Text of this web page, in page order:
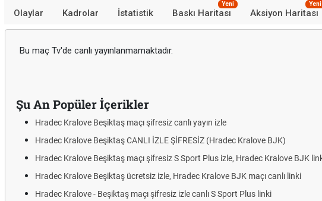
Olaylar Kadrolar İstatistik Baskı Haritası
Yeni
Aksiyon Haritası
Yeni
Bu maç Tv'de canlı yayınlanmamaktadır.
Şu An Popüler İçerikler
Hradec Kralove Beşiktaş maçı şifresiz canlı yayın izle
Hradec Kralove Beşiktaş CANLI İZLE ŞİFRESİZ (Hradec Kralove BJK)
Hradec Kralove Beşiktaş maçı şifresiz S Sport Plus izle, Hradec Kralove BJK link
Hradec Kralove Beşiktaş ücretsiz izle, Hradec Kralove BJK maçı canlı linki
Hradec Kralove - Beşiktaş maçı şifresiz izle canlı S Sport Plus linki